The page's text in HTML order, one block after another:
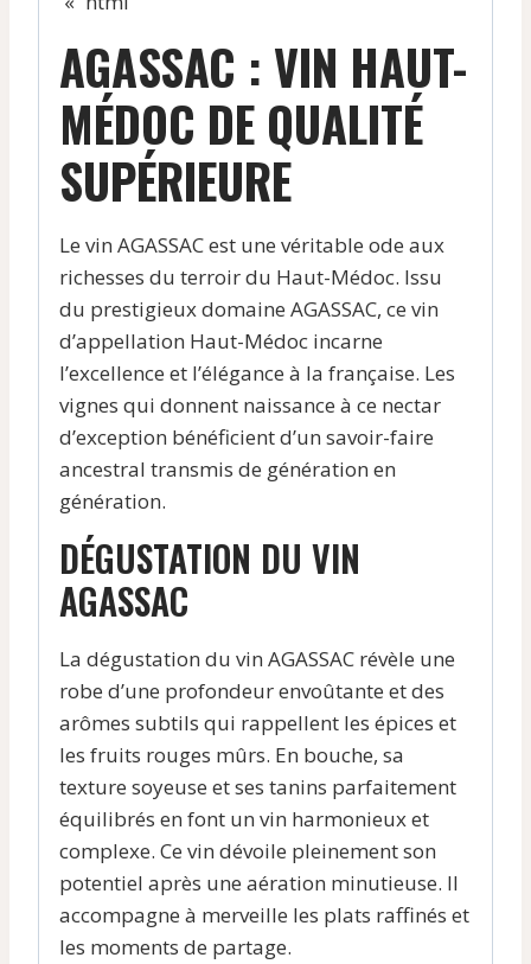
AGASSAC : VIN HAUT-
MÉDOC DE QUALITÉ
SUPÉRIEURE
Le vin AGASSAC est une véritable ode aux
richesses du terroir du Haut-Médoc. Issu
du prestigieux domaine AGASSAC, ce vin
d’appellation Haut-Médoc incarne
l’excellence et l’élégance à la française. Les
vignes qui donnent naissance à ce nectar
d’exception bénéficient d’un savoir-faire
ancestral transmis de génération en
génération.
DÉGUSTATION DU VIN
AGASSAC
La dégustation du vin AGASSAC révèle une
robe d’une profondeur envoûtante et des
arômes subtils qui rappellent les épices et
les fruits rouges mûrs. En bouche, sa
texture soyeuse et ses tanins parfaitement
équilibrés en font un vin harmonieux et
complexe. Ce vin dévoile pleinement son
potentiel après une aération minutieuse. Il
accompagne à merveille les plats raffinés et
les moments de partage.